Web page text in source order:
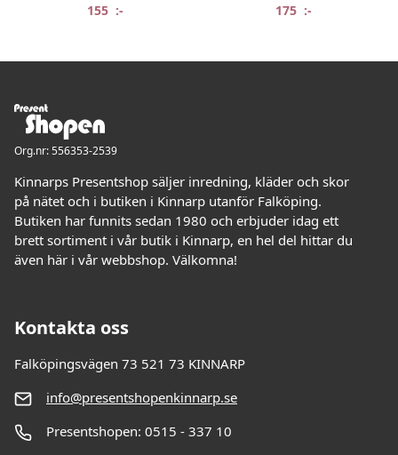
155 :- 175 :-
Org.nr: 556353-2539
Kinnarps Presentshop säljer inredning, kläder och skor
på nätet och i butiken i Kinnarp utanför Falköping.
Butiken har funnits sedan 1980 och erbjuder idag ett
brett sortiment i vår butik i Kinnarp, en hel del hittar du
även här i vår webbshop. Välkomna!
Kontakta oss
Falköpingsvägen 73 521 73 KINNARP
info@presentshopenkinnarp.se
Presentshopen: 0515 - 337 10